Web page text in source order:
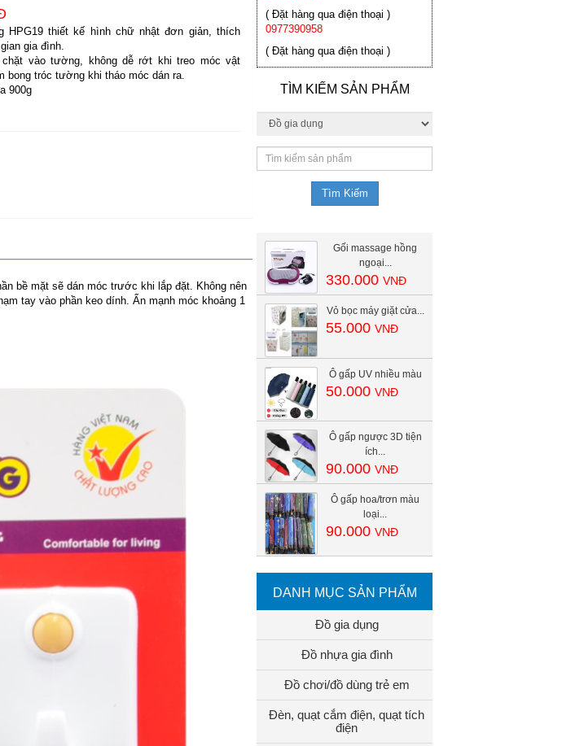
HPG19 thiết kế hình chữ nhật đơn giản, thích
gia đình.
chặt vào tường, không dễ rớt khi treo móc vật
bong tróc tường khi tháo móc dán ra.
900g
bề mặt sẽ dán móc trước khi lắp đặt. Không nên
tay vào phần keo dính. Ấn mạnh móc khoảng 1
( Đặt hàng qua điện thoại )
0977390958
( Đặt hàng qua điện thoại )
TÌM KIẾM SẢN PHẨM
Gối massage hồng
ngoại...
330.000VNĐ
Vỏ bọc máy giặt cửa...
55.000VNĐ
Ô gấp UV nhiều màu
50.000VNĐ
Ô gấp ngược 3D tiện
ích...
90.000VNĐ
Ô gấp hoa/trơn màu
loại...
90.000VNĐ
DANH MỤC SẢN PHẨM
Đồ gia dụng
Đồ nhựa gia đình
Đồ chơi/đồ dùng trẻ em
Đèn, quạt cắm điện, quạt tích
điện